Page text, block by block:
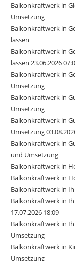
Balkonkraftwerk in
Umsetzung
Balkonkraftwerk in
lassen
Balkonkraftwerk in
lassen 23.06.2026
Balkonkraftwerk in
Umsetzung
Balkonkraftwerk in
Umsetzung
Balkonkraftwerk in
Umsetzung
Balkonkraftwerk in
und Umsetzung
Balkonkraftwerk in
Balkonkraftwerk in
Balkonkraftwerk in
Balkonkraftwerk in
17.07.2026 18:09
Balkonkraftwerk in
Umsetzung
Balkonkraftwerk in
Umsetzung